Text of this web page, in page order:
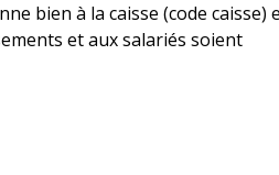
bien à la caisse (code caisse)
et aux salariés soient